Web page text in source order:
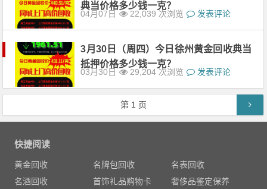
典当价格多少钱一克？
04月07日 22,039 次浏览 发表评论
3月30日（周四）今日徐州黄金回收典当
抵押价格多少钱一克？
03月30日 29,204 次浏览 发表评论
第 1 页
快捷阅读
黄金回收 名牌包回收
名表回收
名酒回收
首饰礼品购物卡
奢侈品鉴定保养